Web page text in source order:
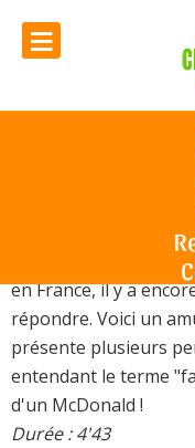
≡Que
La question peut
"Savez-vous ce
années 80, alors
en France, il y a
répondre. Voici un
présente plusieurs
entendant le terme
d'un McDonald !
Durée : 4'43